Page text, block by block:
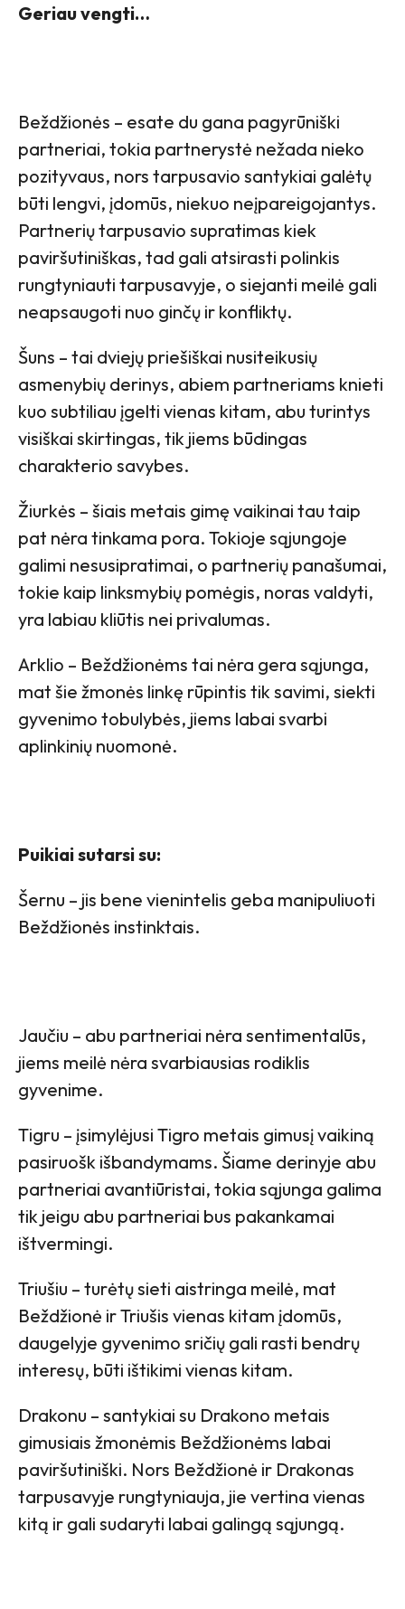
Geriau vengti…
Beždžionės – esate du gana pagyrūniški
partneriai, tokia partnerystė nežada nieko
pozityvaus, nors tarpusavio santykiai galėtų
būti lengvi, įdomūs, niekuo neįpareigojantys.
Partnerių tarpusavio supratimas kiek
paviršutiniškas, tad gali atsirasti polinkis
rungtyniauti tarpusavyje, o siejanti meilė gali
neapsaugoti nuo ginčų ir konfliktų.
Šuns – tai dviejų priešiškai nusiteikusių
asmenybių derinys, abiem partneriams knieti
kuo subtiliau įgelti vienas kitam, abu turintys
visiškai skirtingas, tik jiems būdingas
charakterio savybes.
Žiurkės – šiais metais gimę vaikinai tau taip
pat nėra tinkama pora. Tokioje sąjungoje
galimi nesusipratimai, o partnerių panašumai,
tokie kaip linksmybių pomėgis, noras valdyti,
yra labiau kliūtis nei privalumas.
Arklio – Beždžionėms tai nėra gera sąjunga,
mat šie žmonės linkę rūpintis tik savimi, siekti
gyvenimo tobulybės, jiems labai svarbi
aplinkinių nuomonė.
Puikiai sutarsi su:
Šernu – jis bene vienintelis geba manipuliuoti
Beždžionės instinktais.
Jaučiu – abu partneriai nėra sentimentalūs,
jiems meilė nėra svarbiausias rodiklis
gyvenime.
Tigru – įsimylėjusi Tigro metais gimusį vaikiną
pasiruošk išbandymams. Šiame derinyje abu
partneriai avantiūristai, tokia sąjunga galima
tik jeigu abu partneriai bus pakankamai
ištvermingi.
Triušiu – turėtų sieti aistringa meilė, mat
Beždžionė ir Triušis vienas kitam įdomūs,
daugelyje gyvenimo sričių gali rasti bendrų
interesų, būti ištikimi vienas kitam.
Drakonu – santykiai su Drakono metais
gimusiais žmonėmis Beždžionėms labai
paviršutiniški. Nors Beždžionė ir Drakonas
tarpusavyje rungtyniauja, jie vertina vienas
kitą ir gali sudaryti labai galingą sąjungą.